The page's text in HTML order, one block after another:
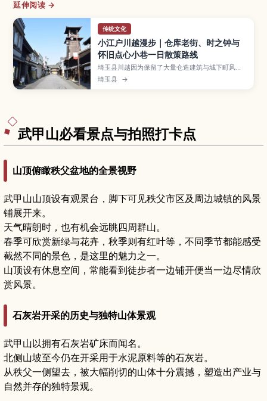
延伸阅读 →
传统文化
小江户川越漫步｜仓库老街、时之钟与
怀旧点心小巷一日散策路线
埼玉县川越因为保留了大量仓造建筑与城下町风
情，被称为“小江户”，街上有象征性的“时之钟”和
充满昭和气息的菓子屋横丁等人气景点。本文将介
埼玉县 →
武甲山必看景点与拍照打卡点
山顶俯瞰秩父盆地的全景视野
武甲山山顶设有观景台，脚下可见秩父市区及周边城镇的风景
铺展开来。
天气晴朗时，也有机会远眺四周群山。
春季可欣赏新绿与花卉，秋季则有红叶等，不同季节都能感受
截然不同的景色，是这里的魅力之一。
山顶设有休息空间，常能看到徒步者一边铺开便当一边尽情欣
赏风景。
石灰岩开采的历史与独特山体景观
武甲山以拥有石灰岩矿床而闻名。
北侧山坡至今仍在开采用于水泥原料等的石灰岩。
从秩父一侧望去，被大幅削切的山体十分震撼，塑造出产业与
自然并存的独特景观。